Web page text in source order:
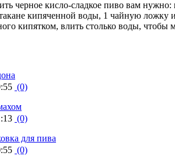
черное кисло-сладкое пиво вам
кипяченной воды, 1 чайную ложку
кипятком, влить столько воды, чтобы
(0)
(0)
для пива
(0)